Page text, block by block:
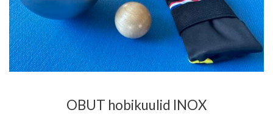
OBUT hobikuulid INOX